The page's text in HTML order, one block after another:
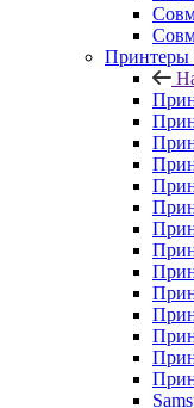
Принтеры